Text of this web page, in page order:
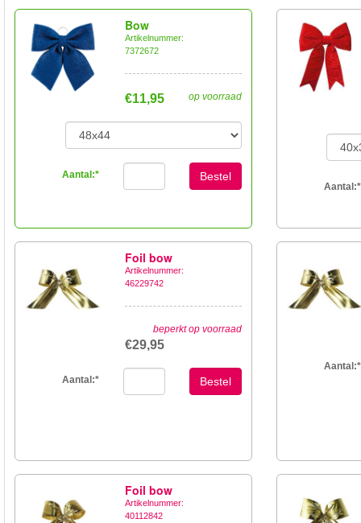
Bow
Artikelnummer:
7372672
op voorraad
€11,95
Aantal:* Bestel
Aantal:*
Foil bow
Artikelnummer:
46229742
beperkt op voorraad
€29,95
Aantal:* Bestel
Aantal:*
Foil bow
Artikelnummer:
40112842